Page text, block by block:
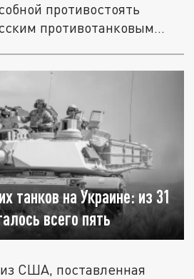
противостоять
противотанковым...
танков на Украине: из 31
всего пять
США, поставленная